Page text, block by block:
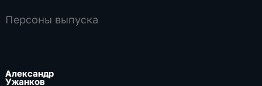
Персоны выпуска
Александр
Ужанков